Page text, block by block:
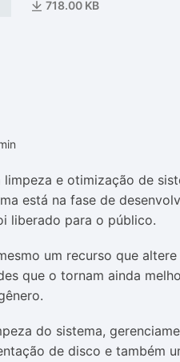
718.00 KB
e otimização de
está na fase de
liberado para o público.
um recurso que
que o tornam ainda
do sistema,
de disco e também